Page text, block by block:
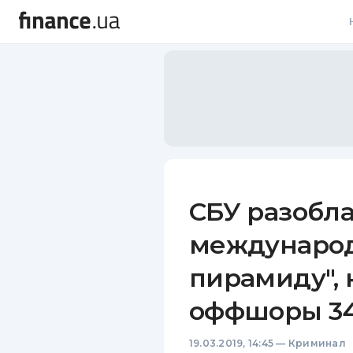
СБУ
пирамиду",
оффшоры
19.03.2019, 14:45 — Криминал